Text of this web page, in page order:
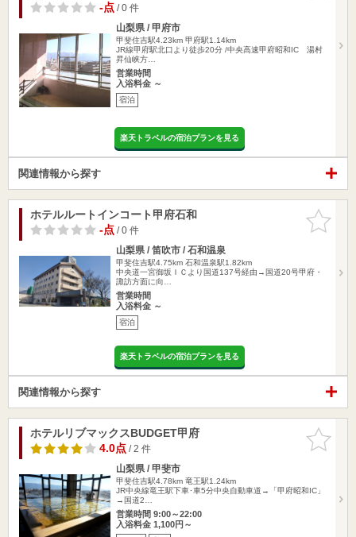
-点/ 0 件
山梨県 / 甲府市
甲斐住吉駅4.23km 甲府駅1.14km
JR線甲府駅北口より徒歩20分 /中央高速甲府昭和IC 湯村
昇仙峡方…
営業時間
入浴料金 ～
宿泊
楽天トラベルの宿泊プランを見る
関連情報から探す
お気に入
りに追加
ホテルルートインコート甲府石和
-点/ 0 件
山梨県 / 笛吹市 / 石和温泉
甲斐住吉駅4.75km 石和温泉駅1.82km
中央道一宮御坂ＩＣより国道137号経由→国道20号甲府・
諏訪方面に向…
営業時間
入浴料金 ～
宿泊
楽天トラベルの宿泊プランを見る
関連情報から探す
お気に入
りに追加
ホテルリブマックスBUDGET甲府
4.0点/ 2 件
山梨県 / 甲斐市
甲斐住吉駅4.78km 竜王駅1.24km
JR中央線竜王駅下車･車5分中央自動車道→「甲府昭和IC」
→国道2…
営業時間 9:00～22:00
入浴料金 1,100円～